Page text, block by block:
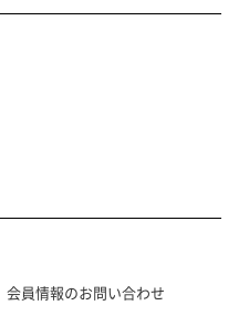
会員情報のお問い合わせ